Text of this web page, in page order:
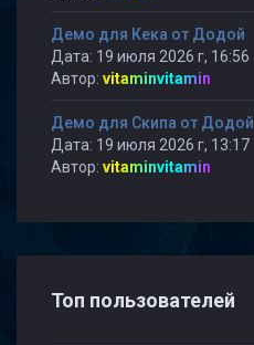
Демо для Кека от Додой
Дата: 19 июля 2026 г, 16:56
Автор: vitaminvitamin
Демо для Скипа от Додой
Дата: 19 июля 2026 г, 13:17
Автор: vitaminvitamin
Топ пользователей